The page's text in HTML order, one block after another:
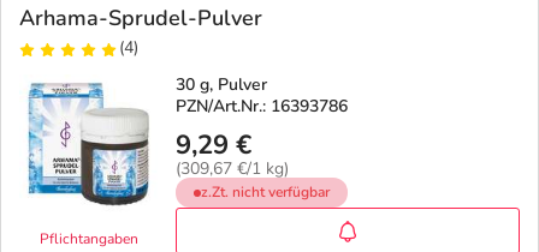
Arhama-Sprudel-Pulver
(4)
Pflichtangaben
30 g, Pulver
PZN/Art.Nr.: 16393786
9,29 €
(309,67 €/1 kg)
z.Zt. nicht verfügbar